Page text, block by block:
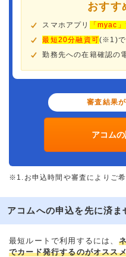
おすす
スマホアプリ
「myac
最短20分融資可(※1)で
勤務先への在籍確認の
審査結果
アコム
※1.お申込時間や審査によりご
アコムへの申込を先に済ま
最短ルートで利用するには、
でカード発行するのがオスス